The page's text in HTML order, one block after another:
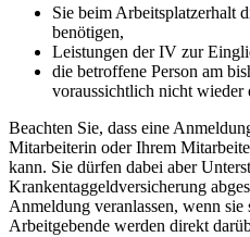
Sie beim Arbeitsplatzerhalt
benötigen,
Leistungen der IV zur
die betroffene Person am
voraussichtlich nicht wieder
Beachten Sie, dass eine
Mitarbeiterin oder Ihrem
kann. Sie dürfen dabei aber
Krankentaggeldversicherung
Anmeldung veranlassen, wenn sie
Arbeitgebende werden direkt